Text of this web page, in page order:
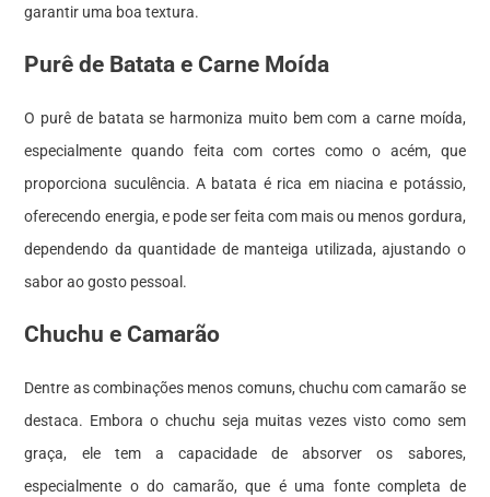
garantir uma boa textura.
Purê de Batata e Carne Moída
O purê de batata se harmoniza muito bem com a carne moída,
especialmente quando feita com cortes como o acém, que
proporciona suculência. A batata é rica em niacina e potássio,
oferecendo energia, e pode ser feita com mais ou menos gordura,
dependendo da quantidade de manteiga utilizada, ajustando o
sabor ao gosto pessoal.
Chuchu e Camarão
Dentre as combinações menos comuns, chuchu com camarão se
destaca. Embora o chuchu seja muitas vezes visto como sem
graça, ele tem a capacidade de absorver os sabores,
especialmente o do camarão, que é uma fonte completa de